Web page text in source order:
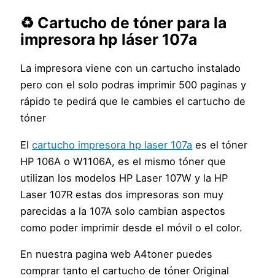
♻️ Cartucho de tóner para la
impresora hp láser 107a
La impresora viene con un cartucho instalado
pero con el solo podras imprimir 500 paginas y
rápido te pedirá que le cambies el cartucho de
tóner
Elcartucho impresora hp laser 107a es el tóner
HP 106A o W1106A, es el mismo tóner que
utilizan los modelos HP Laser 107W y la HP
Laser 107R estas dos impresoras son muy
parecidas a la 107A solo cambian aspectos
como poder imprimir desde el móvil o el color.
En nuestra pagina web A4toner puedes
comprar tanto el cartucho de tóner Original